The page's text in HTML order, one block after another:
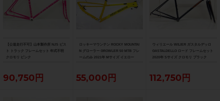
【公道走行不可】山本製作所 NJS ピス
ト トラック フレームセット 年式不明
クロモリ ピンク
90,750円
ロッキーマウンテン ROCKY MOUNTAI
N グローラー GROWLER 50 MTB フレ
ームのみ 2021年 Mサイズ イエロー
55,000円
ウィリエール WILIER ガスタルデッロ
GASTALDELLO ロード フレームセット
2020年 Sサイズ クロモリ ブラック
112,750円